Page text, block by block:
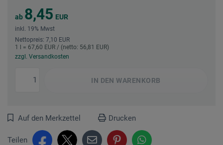
ab 8,45 EUR
inkl. 19% Mwst
Nettopreis: 7,10 EUR
1 l = 67,60 EUR / (netto: 56,81 EUR)
zzgl. Versandkosten
IN DEN WARENKORB
Auf den Merkzettel Drucken
Teilen